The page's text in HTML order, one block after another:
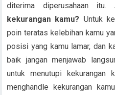
diterima diperusahaan itu.
kekurangan kamu? Untuk
poin teratas kelebihan kamu
posisi yang kamu lamar, dan
baik jangan menjawab
untuk menutupi kekurangan
menghandle kekurangan